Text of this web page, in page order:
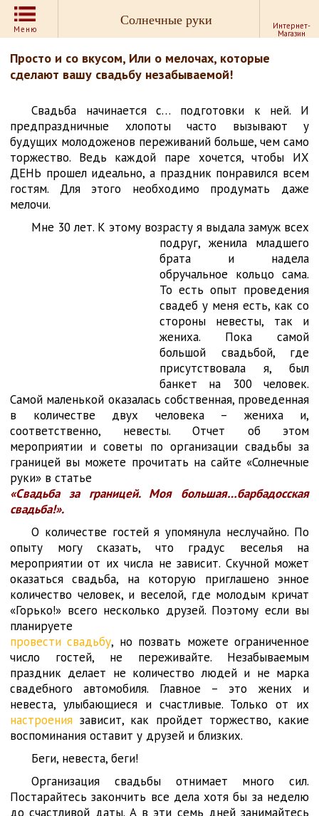
Меню
Солнечные руки Интернет-
Магазин
Просто и со вкусом, Или о мелочах, которые
сделают вашу свадьбу незабываемой!
Свадьба начинается с… подготовки к ней. И
предпраздничные хлопоты часто вызывают у
будущих молодоженов переживаний больше, чем само
торжество. Ведь каждой паре хочется, чтобы ИХ
ДЕНЬ прошел идеально, а праздник понравился всем
гостям. Для этого необходимо продумать даже
мелочи.
Мне 30 лет. К этому возрасту я выдала замуж всех
подруг, женила младшего
брата и надела
обручальное кольцо сама.
То есть опыт проведения
свадеб у меня есть, как со
стороны невесты, так и
жениха. Пока самой
большой свадьбой, где
присутствовала я, был
банкет на 300 человек.
Самой маленькой оказалась собственная, проведенная
в количестве двух человека – жениха и,
соответственно, невесты. Отчет об этом
мероприятии и советы по организации свадьбы за
границей вы можете прочитать на сайте «Солнечные
руки» в статье
«Свадьба за границей. Моя большая…барбадосская
свадьба!».
О количестве гостей я упомянула неслучайно. По
опыту могу сказать, что градус веселья на
мероприятии от их числа не зависит. Скучной может
оказаться свадьба, на которую приглашено энное
количество человек, и веселой, где молодым кричат
«Горько!» всего несколько друзей. Поэтому если вы
планируете
провести свадьбу, но позвать можете ограниченное
число гостей, не переживайте. Незабываемым
праздник делает не количество людей и не марка
свадебного автомобиля. Главное – это жених и
невеста, улыбающиеся и счастливые. Только от их
настроения зависит, как пройдет торжество, какие
воспоминания оставит у друзей и близких.
Беги, невеста, беги!
Организация свадьбы отнимает много сил.
Постарайтесь закончить все дела хотя бы за неделю
до счастливой даты. А в эти семь дней занимайтесь